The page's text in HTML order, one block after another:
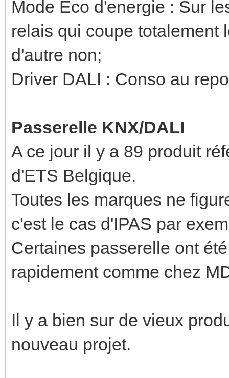
Mode Eco d'energie : Sur
relais qui coupe totalement
d'autre non;
Driver DALI : Conso au
Passerelle KNX/DALI
A ce jour il y a 89 produit
d'ETS Belgique.
Toutes les marques ne
c'est le cas d'IPAS par
Certaines passerelle ont
rapidement comme chez
Il y a bien sur de vieux
nouveau projet.